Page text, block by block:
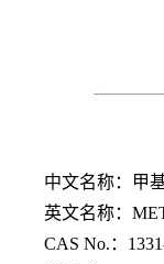
中文名称：甲
英文名称：
CAS No.：